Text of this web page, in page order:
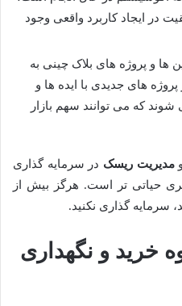
در ایجاد کاربرد واقعی وجود
ها و پروژه های بلاک چینی به
های جدیدی با ایده ها و
شوند که می توانند سهم بازار
مدیریت ریسک در سرمایه گذاری
حیاتی تر است. هرگز بیش از
سرمایه گذاری نکنید.
خرید و نگهداری